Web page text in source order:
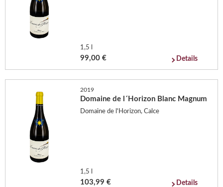
1,5 l
99,00 € Details
2019
Domaine de l´Horizon Blanc Magnum
Domaine de l'Horizon, Calce
1,5 l
103,99 € Details